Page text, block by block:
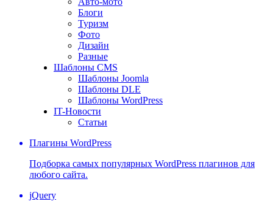
Блоги
Туризм
Фото
Дизайн
Разные
Шаблоны CMS
Шаблоны Joomla
Шаблоны DLE
Шаблоны WordPress
IT-Новости
Статьи
Плагины WordPress
Подборка самых популярных WordPress плагинов для
любого сайта.
jQuery